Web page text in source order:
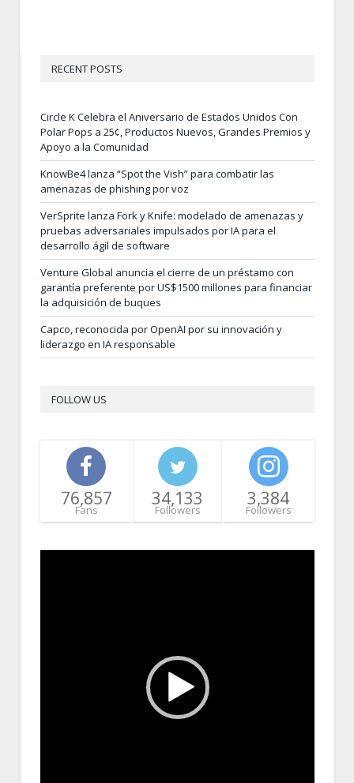
RECENT POSTS
Circle K Celebra el Aniversario de Estados Unidos Con
Polar Pops a 25¢, Productos Nuevos, Grandes Premios y
Apoyo a la Comunidad
KnowBe4 lanza “Spot the Vish” para combatir las
amenazas de phishing por voz
VerSprite lanza Fork y Knife: modelado de amenazas y
pruebas adversariales impulsados por IA para el
desarrollo ágil de software
Venture Global anuncia el cierre de un préstamo con
garantía preferente por US$1500 millones para financiar
la adquisición de buques
Capco, reconocida por OpenAI por su innovación y
liderazgo en IA responsable
FOLLOW US
76,857
Fans
34,133
Followers
3,384
Followers